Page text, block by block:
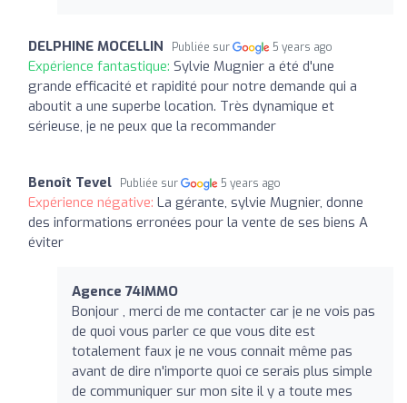
DELPHINE MOCELLIN Publiée sur 5 years ago
Expérience fantastique: Sylvie Mugnier a été d'une
grande efficacité et rapidité pour notre demande qui a
aboutit a une superbe location. Très dynamique et
sérieuse, je ne peux que la recommander
Benoît Tevel Publiée sur 5 years ago
Expérience négative: La gérante, sylvie Mugnier, donne
des informations erronées pour la vente de ses biens A
éviter
Agence 74IMMO
Bonjour , merci de me contacter car je ne vois pas
de quoi vous parler ce que vous dite est
totalement faux je ne vous connait même pas
avant de dire n'importe quoi ce serais plus simple
de communiquer sur mon site il y a toute mes